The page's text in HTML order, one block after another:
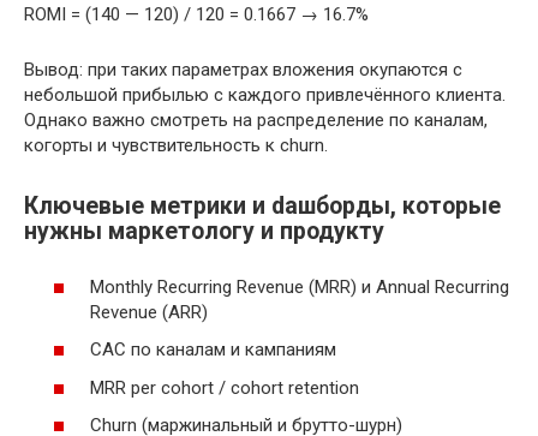
ROMI = (140 — 120) / 120 = 0.1667 → 16.7%
Вывод: при таких параметрах вложения окупаются с
небольшой прибылью с каждого привлечённого клиента.
Однако важно смотреть на распределение по каналам,
когорты и чувствительность к churn.
Ключевые метрики и dашборды, которые
нужны маркетологу и продукту
Monthly Recurring Revenue (MRR) и Annual Recurring
Revenue (ARR)
CAC по каналам и кампаниям
MRR per cohort / cohort retention
Churn (маржинальный и брутто-шурн)